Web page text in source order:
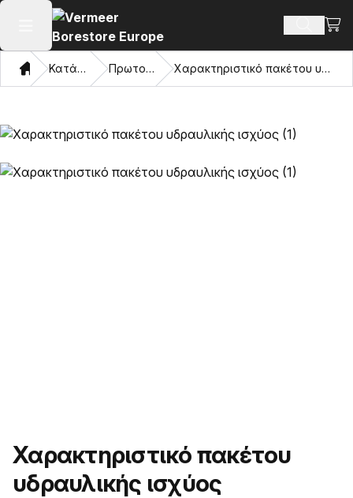
Άνοιγμα κύριου μενού
Σπίτι Κατάλογος Πρωτοπόρος Χαρακτηριστικό πακέτου υδραυλικής ισχύος
Όνομα προϊόντος
Χαρακτηριστικό πακέτου
υδραυλικής ισχύος